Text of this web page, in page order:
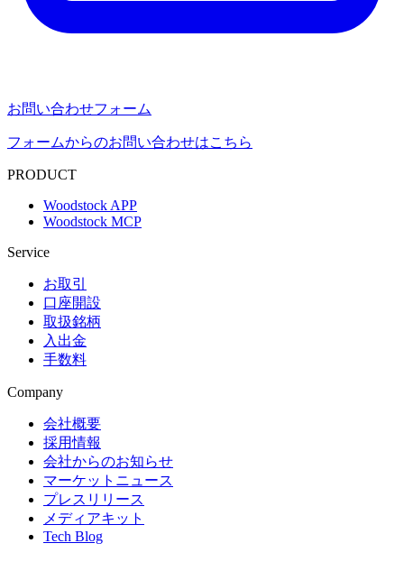
お問い合わせフォーム
フォームからのお問い合わせはこちら
PRODUCT
Woodstock APP
Woodstock MCP
Service
お取引
口座開設
取扱銘柄
入出金
手数料
Company
会社概要
採用情報
会社からのお知らせ
マーケットニュース
プレスリリース
メディアキット
Tech Blog